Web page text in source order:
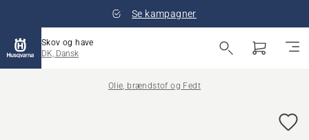
Se kampagner
Skov og have
DK, Dansk
Olie, brændstof og Fedt